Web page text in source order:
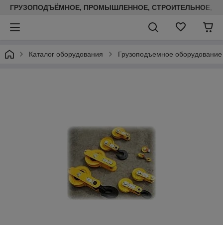
ГРУЗОПОДЪЁМНОЕ, ПРОМЫШЛЕННОЕ, СТРОИТЕЛЬНОЕ,
Каталог оборудования Грузоподъемное оборудование